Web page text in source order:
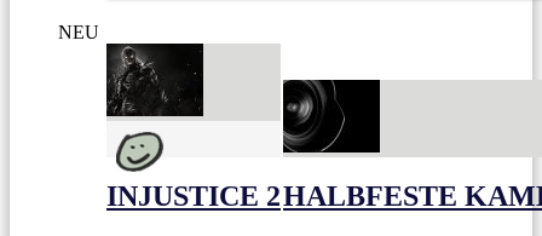
NEU
INJUSTICE 2HALBFESTE